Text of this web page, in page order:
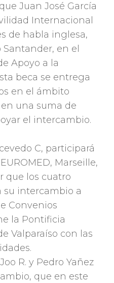
Juan José García
Internacional
de habla inglesa,
en el
Apoyo a la
beca se entrega
en el ámbito
una suma de
el intercambio.
C, participará
Marseille,
que los cuatro
su intercambio a
Convenios
la Pontificia
Valparaíso con las
R. y Pedro Yañez
que en este